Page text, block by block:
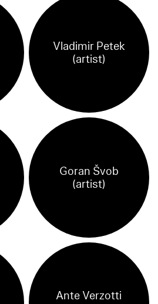
Vladimir Petek
(artist)
Goran Švob
(artist)
Ante Verzotti